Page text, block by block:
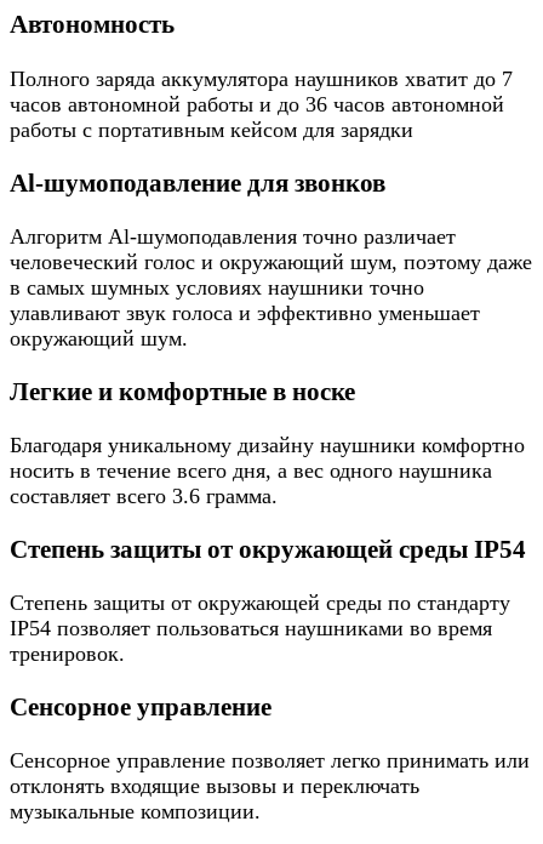
Автономность
Полного заряда аккумулятора наушников хватит до 7
часов автономной работы и до 36 часов автономной
работы с портативным кейсом для зарядки
Al-шумоподавление для звонков
Алгоритм Al-шумоподавления точно различает
человеческий голос и окружающий шум, поэтому даже
в самых шумных условиях наушники точно
улавливают звук голоса и эффективно уменьшает
окружающий шум.
Легкие и комфортные в носке
Благодаря уникальному дизайну наушники комфортно
носить в течение всего дня, а вес одного наушника
составляет всего 3.6 грамма.
Степень защиты от окружающей среды IP54
Степень защиты от окружающей среды по стандарту
IP54 позволяет пользоваться наушниками во время
тренировок.
Сенсорное управление
Сенсорное управление позволяет легко принимать или
отклонять входящие вызовы и переключать
музыкальные композиции.